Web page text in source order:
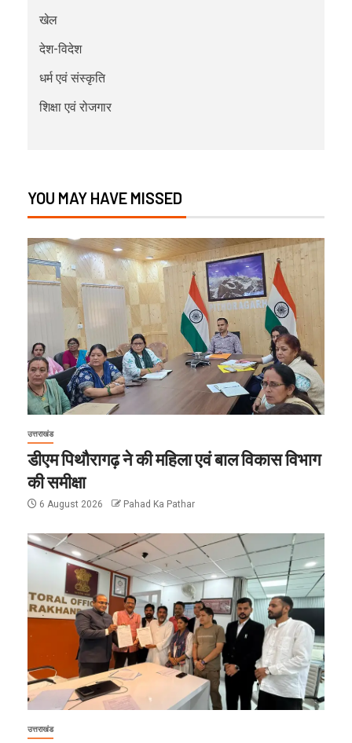
खेल
देश-विदेश
धर्म एवं संस्कृति
शिक्षा एवं रोजगार
YOU MAY HAVE MISSED
उत्तराखंड
डीएम पिथौरागढ़ ने की महिला एवं बाल विकास विभाग
की समीक्षा
6 August 2026 Pahad Ka Pathar
उत्तराखंड